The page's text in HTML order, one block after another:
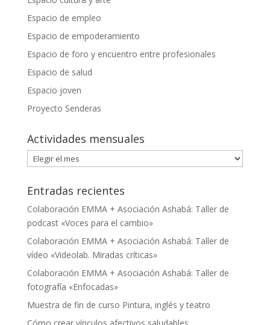
Espacio de empleo
Espacio de empoderamiento
Espacio de foro y encuentro entre profesionales
Espacio de salud
Espacio joven
Proyecto Senderas
Actividades mensuales
Actividades
mensuales
Entradas recientes
Colaboración EMMA + Asociación Ashabá: Taller de
podcast «Voces para el cambio»
Colaboración EMMA + Asociación Ashabá: Taller de
vídeo «Videolab. Miradas críticas»
Colaboración EMMA + Asociación Ashabá: Taller de
fotografía «Enfocadas»
Muestra de fin de curso Pintura, inglés y teatro